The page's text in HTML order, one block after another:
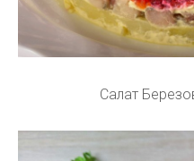
Салат